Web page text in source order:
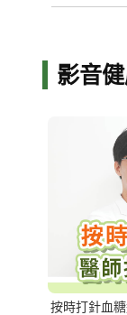
影音
按時打針血